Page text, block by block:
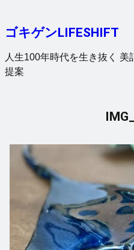
を
ス
キ
ゴキゲンLIFESHIFT
人生100年時代を生き抜く
提案